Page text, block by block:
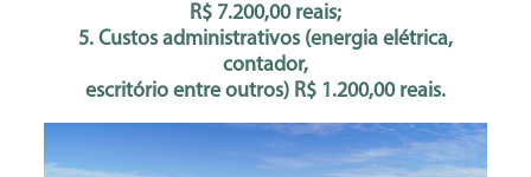
R$ 7.200,00 reais;
5. Custos administrativos (energia elétrica,
contador,
escritório entre outros) R$ 1.200,00 reais.